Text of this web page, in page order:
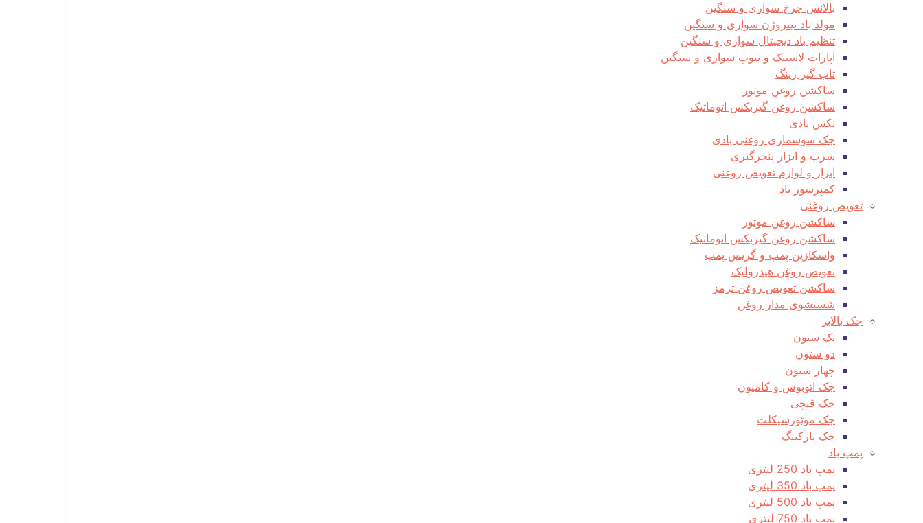
بالانس چرخ سواری و سنگین
مولد باد نیتروژن سواری و سنگین
تنظیم باد دیجیتال سواری و سنگین
آپارات لاستیک و تیوپ سواری و سنگین
تاب گیر رینگ
ساکشن روغن موتور
ساکشن روغن گیربکس اتوماتیک
بکس بادی
جک سوسماری روغنی بادی
سرب و ابزار پنچرگیری
ابزار و لوازم تعویض روغنی
کمپرسور باد
تعویض روغنی
ساکشن روغن موتور
ساکشن روغن گیربکس اتوماتیک
واسکازین پمپ و گریس پمپ
تعویض روغن هیدرولیک
ساکشن تعویض روغن ترمز
شستشوی مدار روغن
جک بالابر
تک ستون
دو ستون
چهار ستون
جک اتوبوس و کامیون
جک قیچی
جک موتورسیکلت
جک پارکینگ
پمپ باد
پمپ باد 250 لیتری
پمپ باد 350 لیتری
پمپ باد 500 لیتری
پمپ باد 750 لیتری